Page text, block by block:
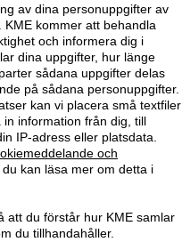
av dina personuppgifter av
KME kommer att behandla
och informera dig i
dina uppgifter, hur länge
sådana uppgifter delas
på sådana personuppgifter.
kan vi placera små textfiler
information från dig, till
IP-adress eller platsdata.
och
kan läsa mer om detta i
att du förstår hur KME samlar
du tillhandahåller.